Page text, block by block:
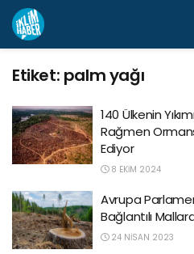
Etiket: palm yağı
140 Ülkenin
Rağmen
Ediyor
8 EKIM 2024
Avrupa
Bağlantılı
24 NISAN 2023